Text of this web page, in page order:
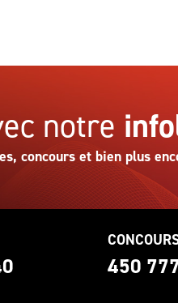
notre
concours et bien plus
450